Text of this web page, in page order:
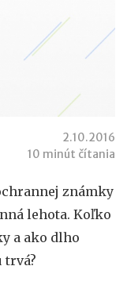
2.10.2016
10 minút čítania
známky
lehota. Koľko
a ako dlho
trvá?